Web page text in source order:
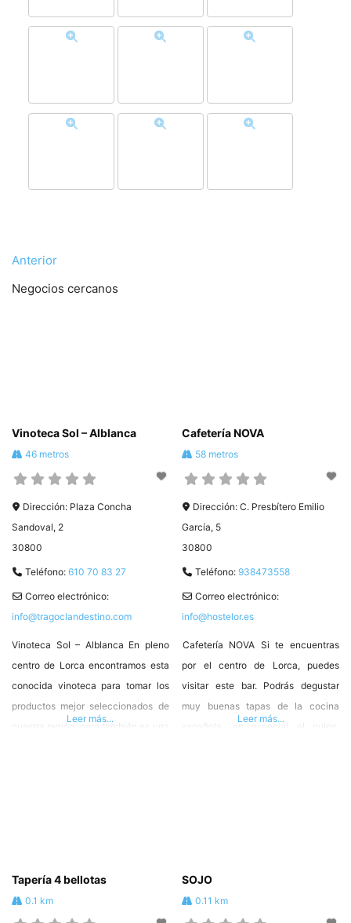
Anterior
Negocios cercanos
Vinoteca Sol – Alblanca
46 metros
Dirección: Plaza Concha
Sandoval, 2
30800
Teléfono: 610 70 83 27
Correo electrónico:
info@tragoclandestino.com
Vinoteca Sol – Alblanca En pleno
centro de Lorca encontramos esta
conocida vinoteca para tomar los
productos mejor seleccionados de
nuestra región, pero también es una
SOL
Leer más...
Cafetería NOVA
58 metros
Dirección: C. Presbítero Emilio
García, 5
30800
Teléfono: 938473558
Correo electrónico:
info@hostelor.es
Cafetería NOVA Si te encuentras
por el centro de Lorca, puedes
visitar este bar. Podrás degustar
muy buenas tapas de la cocina
española, en especial el pulpo,
Leer más...
Tapería 4 bellotas
0.1 km
SOJO
0.11 km